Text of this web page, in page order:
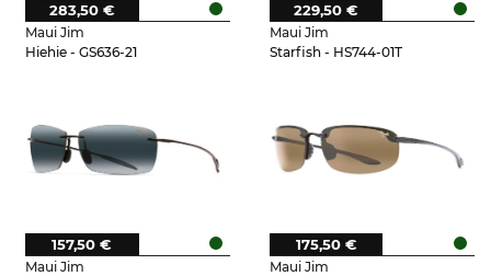
Maui Jim
Hiehie - GS636-21
283,50 €
Maui Jim
Starfish - HS744-01T
229,50 €
Maui Jim
157,50 €
Maui Jim
175,50 €